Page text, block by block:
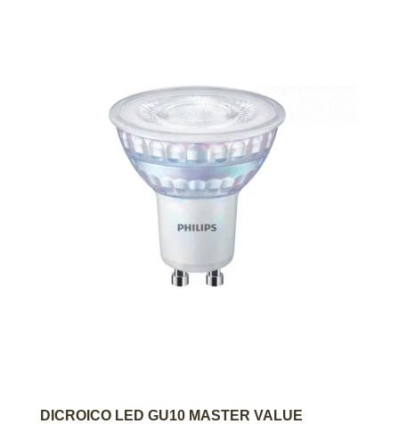
AGREGAR AL CARRITO
DICROICO LED GU10 MASTER VALUE